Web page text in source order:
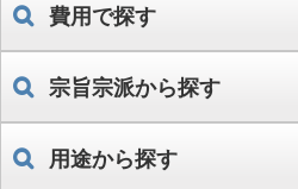
費用で探す
宗旨宗派から探す
用途から探す